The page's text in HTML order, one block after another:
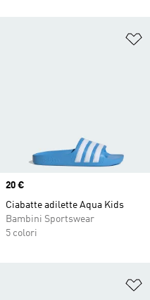
Price
20 €
Ciabatte adilette Aqua Kids
Bambini Sportswear
5 colori